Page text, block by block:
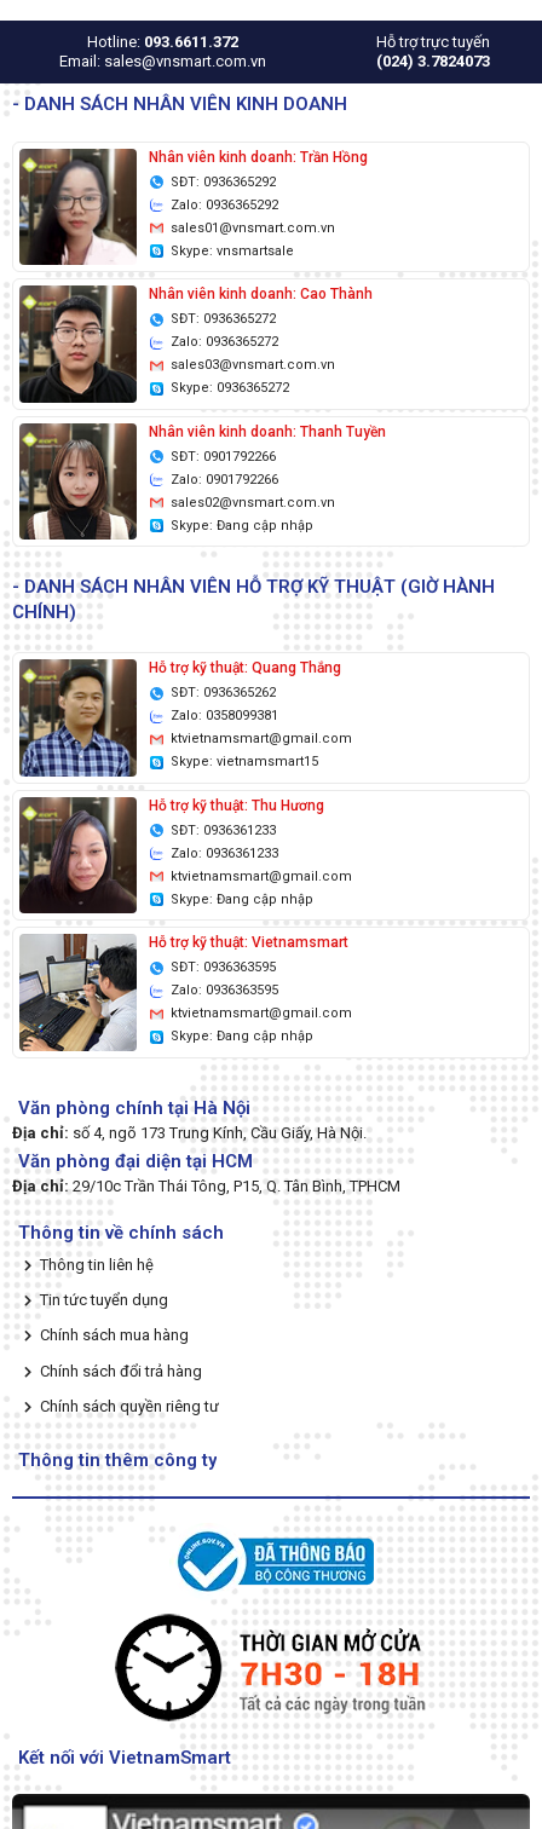
Hotline: 093.6611.372
Email: sales@vnsmart.com.vn
Hỗ trợ trực tuyến
(024) 3.7824073
- DANH SÁCH NHÂN VIÊN KINH DOANH
Nhân viên kinh doanh: Trần Hồng
SĐT: 0936365292
Zalo: 0936365292
sales01@vnsmart.com.vn
Skype: vnsmartsale
Nhân viên kinh doanh: Cao Thành
SĐT: 0936365272
Zalo: 0936365272
sales03@vnsmart.com.vn
Skype: 0936365272
Nhân viên kinh doanh: Thanh Tuyền
SĐT: 0901792266
Zalo: 0901792266
sales02@vnsmart.com.vn
Skype: Đang cập nhập
- DANH SÁCH NHÂN VIÊN HỖ TRỢ KỸ THUẬT (GIỜ HÀNH
CHÍNH)
Hỗ trợ kỹ thuật: Quang Thắng
SĐT: 0936365262
Zalo: 0358099381
ktvietnamsmart@gmail.com
Skype: vietnamsmart15
Hỗ trợ kỹ thuật: Thu Hương
SĐT: 0936361233
Zalo: 0936361233
ktvietnamsmart@gmail.com
Skype: Đang cập nhập
Hỗ trợ kỹ thuật: Vietnamsmart
SĐT: 0936363595
Zalo: 0936363595
ktvietnamsmart@gmail.com
Skype: Đang cập nhập
Văn phòng chính tại Hà Nội
Địa chỉ: số 4, ngõ 173 Trung Kính, Cầu Giấy, Hà Nội.
Văn phòng đại diện tại HCM
Địa chỉ: 29/10c Trần Thái Tông, P15, Q. Tân Bình, TPHCM
Thông tin về chính sách
Thông tin liên hệ
Tin tức tuyển dụng
Chính sách mua hàng
Chính sách đổi trả hàng
Chính sách quyền riêng tư
Thông tin thêm công ty
Kết nối với VietnamSmart